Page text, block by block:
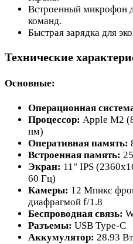
Встроенный микрофон
команд.
Быстрая зарядка для
Технические
Основные:
Операционная
Процессор: Apple M2
нм)
Оперативная память:
Встроенная память:
Экран: 11" IPS
60 Гц)
Камеры: 12 Мпикс
диафрагмой f/1.8
Беспроводная связь:
Разъемы: USB Type-C
Аккумулятор: 28.93